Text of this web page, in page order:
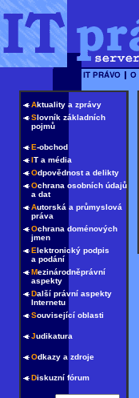
Aktuality a zprávy
Slovník základních
pojmů
E-obchod
IT a média
Odpovědnost a delikty
Ochrana osobních údajů
a dat
Autorská a průmyslová
práva
Ochrana doménových
jmen
Elektronický podpis
a podání
Mezinárodněprávní
aspekty
Další právní aspekty
Internetu
Související oblasti
Judikatura
Odkazy a zdroje
Diskuzní fórum